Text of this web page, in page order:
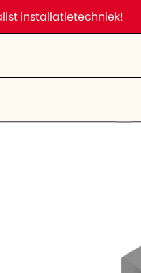
installatietechniek!